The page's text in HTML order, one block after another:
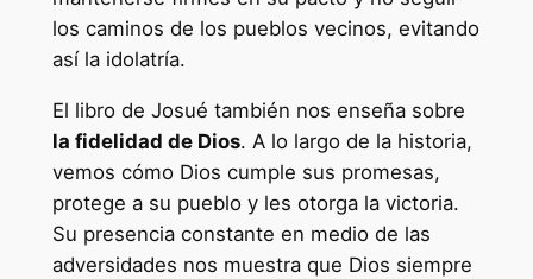
los caminos de los pueblos vecinos, evitando
así la idolatría.
El libro de Josué también nos enseña sobre
la fidelidad de Dios. A lo largo de la historia,
vemos cómo Dios cumple sus promesas,
protege a su pueblo y les otorga la victoria.
Su presencia constante en medio de las
adversidades nos muestra que Dios siempre